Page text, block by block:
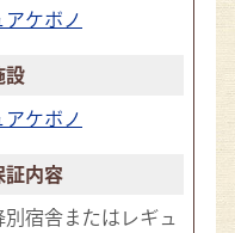
ケボノ
ケボノ
別宿舎またはレギュ